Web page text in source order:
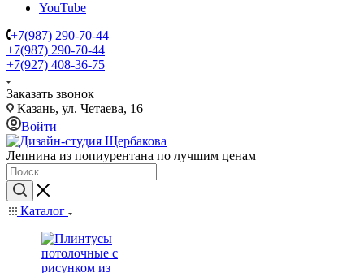
YouTube
+7(987) 290-70-44
+7(987) 290-70-44
+7(927) 408-36-75
Заказать звонок
Казань, ул. Четаева, 16
Войти
Лепнина из попиурентана по лучшим ценам
Каталог